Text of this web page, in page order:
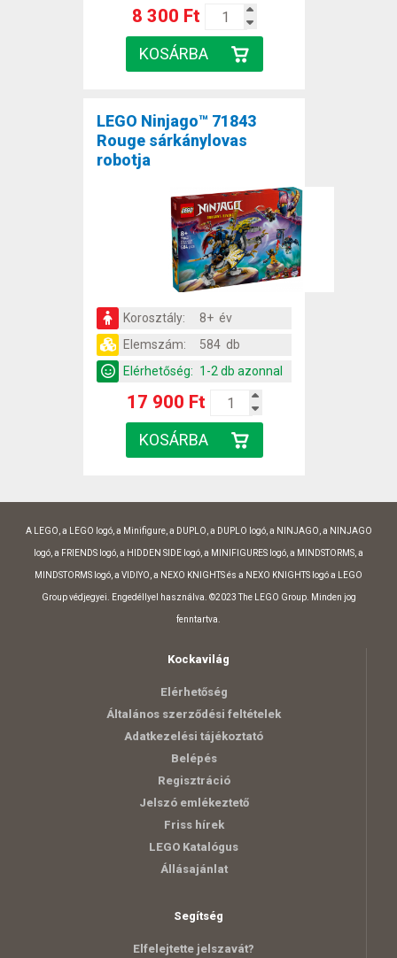
8 300 Ft
LEGO Ninjago™ 71843
Rouge sárkánylovas
robotja
Korosztály:
8+ év
Elemszám:
584 db
Elérhetőség: 1-2 db azonnal
17 900 Ft
A LEGO, a LEGO logó, a Minifigure, a DUPLO, a DUPLO logó, a NINJAGO, a NINJAGO
logó, a FRIENDS logó, a HIDDEN SIDE logó, a MINIFIGURES logó, a MINDSTORMS, a
MINDSTORMS logó, a VIDIYO, a NEXO KNIGHTS és a NEXO KNIGHTS logó a LEGO
Group védjegyei. Engedéllyel használva. ©2023 The LEGO Group. Minden jog
fenntartva.
Kockavilág
Elérhetőség
Általános szerződési feltételek
Adatkezelési tájékoztató
Belépés
Regisztráció
Jelszó emlékeztető
Friss hírek
LEGO Katalógus
Állásajánlat
Segítség
Elfelejtette jelszavát?